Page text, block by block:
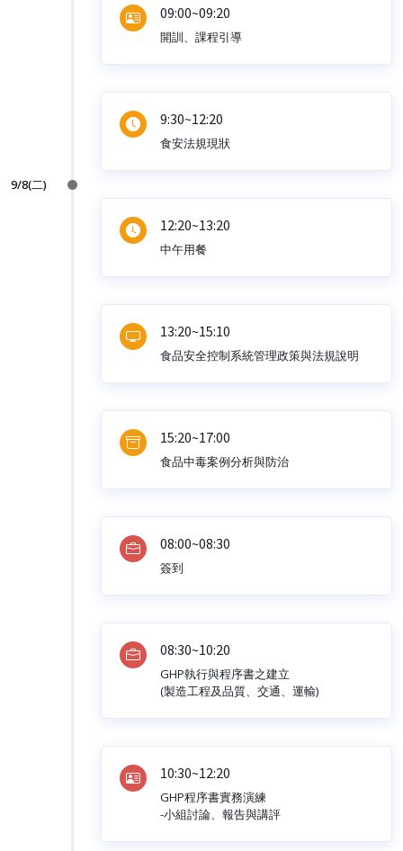
9/8(二)
09:00~09:20
開訓、課程引導
9:30~12:20
食安法規現狀
12:20~13:20
中午用餐
13:20~15:10
食品安全控制系統管理政策與法規說明
15:20~17:00
食品中毒案例分析與防治
08:00~08:30
簽到
08:30~10:20
GHP執行與程序書之建立
(製造工程及品質、交通、運輸)
10:30~12:20
GHP程序書實務演練
-小組討論、報告與講評